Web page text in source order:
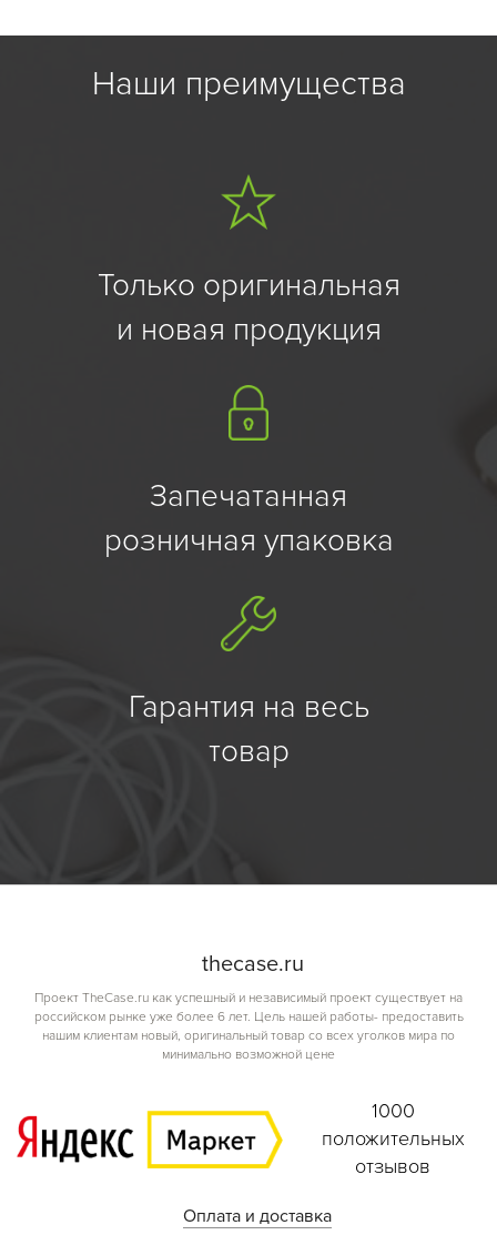
Наши преимущества
Только оригинальная
и новая продукция
Запечатанная
розничная упаковка
Гарантия на весь
товар
thecase.ru
Проект TheCase.ru как успешный и независимый проект существует на
российском рынке уже более 6 лет. Цель нашей работы- предоставить
нашим клиентам новый, оригинальный товар со всех уголков мира по
минимально возможной цене
1000
положительных
отзывов
Оплата и доставка